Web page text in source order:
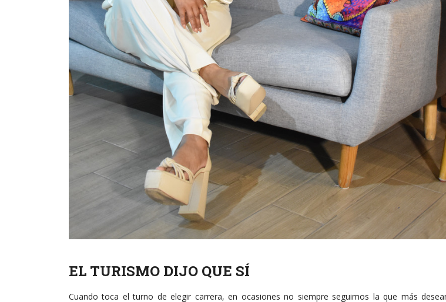
EL TURISMO DIJO QUE SÍ
Cuando toca el turno de elegir carrera, en ocasiones no siempre seguimos la que más